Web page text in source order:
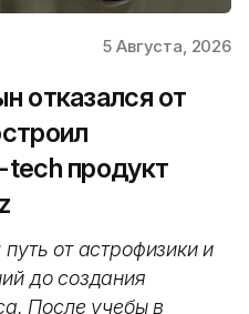
5 Августа, 2026
отказался от
продукт
от астрофизики и
до создания
После учебы в